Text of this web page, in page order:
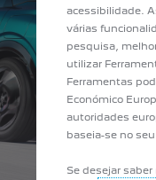
acessibilidade.
várias
pesquisa,
utilizar
Ferramentas
Económico
autoridades
baseia-se no
Se desejar